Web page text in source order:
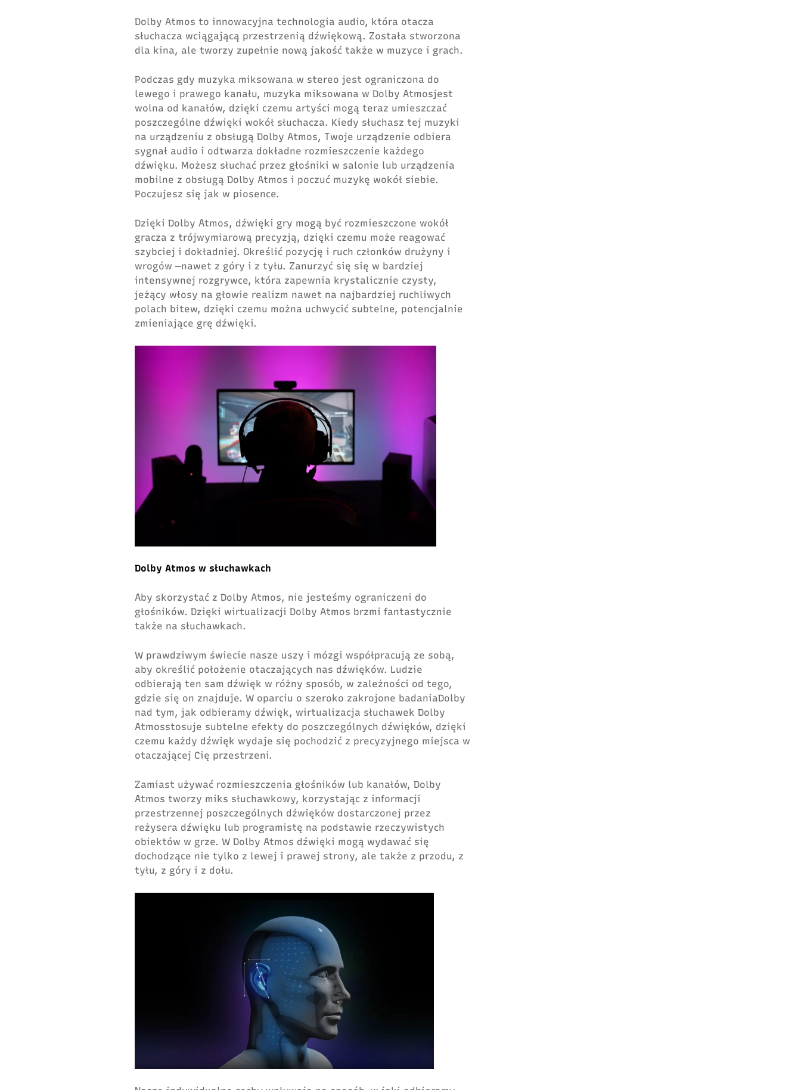
Dolby Atmos to innowacyjna technologia audio, która otacza
słuchacza wciągającą przestrzenią dźwiękową. Została stworzona
dla kina, ale tworzy zupełnie nową jakość także w muzyce i grach.
Podczas gdy muzyka miksowana w stereo jest ograniczona do
lewego i prawego kanału, muzyka miksowana w Dolby Atmosjest
wolna od kanałów, dzięki czemu artyści mogą teraz umieszczać
poszczególne dźwięki wokół słuchacza. Kiedy słuchasz tej muzyki
na urządzeniu z obsługą Dolby Atmos, Twoje urządzenie odbiera
sygnał audio i odtwarza dokładne rozmieszczenie każdego
dźwięku. Możesz słuchać przez głośniki w salonie lub urządzenia
mobilne z obsługą Dolby Atmos i poczuć muzykę wokół siebie.
Poczujesz się jak w piosence.
Dzięki Dolby Atmos, dźwięki gry mogą być rozmieszczone wokół
gracza z trójwymiarową precyzją, dzięki czemu może reagować
szybciej i dokładniej. Określić pozycję i ruch członków drużyny i
wrogów —nawet z góry i z tyłu. Zanurzyć się się w bardziej
intensywnej rozgrywce, która zapewnia krystalicznie czysty,
jeżący włosy na głowie realizm nawet na najbardziej ruchliwych
polach bitew, dzięki czemu można uchwycić subtelne, potencjalnie
zmieniające grę dźwięki.
Dolby Atmos w słuchawkach
Aby skorzystać z Dolby Atmos, nie jesteśmy ograniczeni do
głośników. Dzięki wirtualizacji Dolby Atmos brzmi fantastycznie
także na słuchawkach.
W prawdziwym świecie nasze uszy i mózgi współpracują ze sobą,
aby określić położenie otaczających nas dźwięków. Ludzie
odbierają ten sam dźwięk w różny sposób, w zależności od tego,
gdzie się on znajduje. W oparciu o szeroko zakrojone badaniaDolby
nad tym, jak odbieramy dźwięk, wirtualizacja słuchawek Dolby
Atmosstosuje subtelne efekty do poszczególnych dźwięków, dzięki
czemu każdy dźwięk wydaje się pochodzić z precyzyjnego miejsca w
otaczającej Cię przestrzeni.
Zamiast używać rozmieszczenia głośników lub kanałów, Dolby
Atmos tworzy miks słuchawkowy, korzystając z informacji
przestrzennej poszczególnych dźwięków dostarczonej przez
reżysera dźwięku lub programistę na podstawie rzeczywistych
obiektów w grze. W Dolby Atmos dźwięki mogą wydawać się
dochodzące nie tylko z lewej i prawej strony, ale także z przodu, z
tyłu, z góry i z dołu.